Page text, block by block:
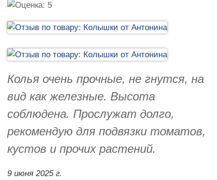
Колья очень прочные, не гнутся, на
вид как железные. Высота
соблюдена. Прослужат долго,
рекомендую для подвязки томатов,
кустов и прочих растений.
9 июня 2025 г.